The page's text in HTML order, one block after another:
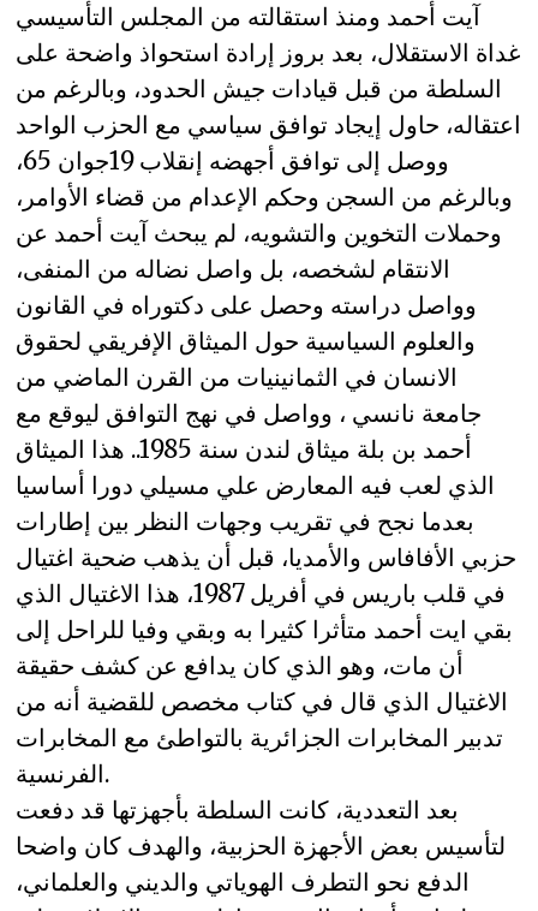
آيت أحمد ومنذ استقالته من المجلس التأسيسي
غداة الاستقلال، بعد بروز إرادة استحواذ واضحة على
السلطة من قبل قيادات جيش الحدود، وبالرغم من
اعتقاله، حاول إيجاد توافق سياسي مع الحزب الواحد
ووصل إلى توافق أجهضه إنقلاب 19جوان 65،
وبالرغم من السجن وحكم الإعدام من قضاء الأوامر،
وحملات التخوين والتشويه، لم يبحث آيت أحمد عن
الانتقام لشخصه، بل واصل نضاله من المنفى،
وواصل دراسته وحصل على دكتوراه في القانون
والعلوم السياسية حول الميثاق الإفريقي لحقوق
الانسان في الثمانينيات من القرن الماضي من
جامعة نانسي ، وواصل في نهج التوافق ليوقع مع
أحمد بن بلة ميثاق لندن سنة 1985.. هذا الميثاق
الذي لعب فيه المعارض علي مسيلي دورا أساسيا
بعدما نجح في تقريب وجهات النظر بين إطارات
حزبي الأفافاس والأمديا، قبل أن يذهب ضحية اغتيال
في قلب باريس في أفريل 1987، هذا الاغتيال الذي
بقي ايت أحمد متأثرا كثيرا به وبقي وفيا للراحل إلى
أن مات، وهو الذي كان يدافع عن كشف حقيقة
الاغتيال الذي قال في كتاب مخصص للقضية أنه من
تدبير المخابرات الجزائرية بالتواطئ مع المخابرات
الفرنسية.
بعد التعددية، كانت السلطة بأجهزتها قد دفعت
لتأسيس بعض الأجهزة الحزبية، والهدف كان واضحا
الدفع نحو التطرف الهوياتي والديني والعلماني،